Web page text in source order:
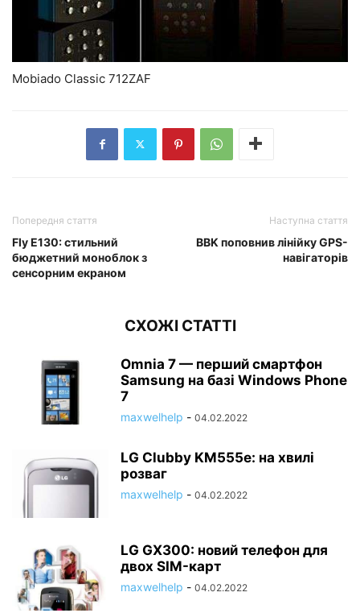
Mobiado Classic 712ZAF
Попередня стаття
Fly E130: стильний
бюджетний моноблок з
сенсорним екраном
Наступна стаття
BBK поповнив лінійку GPS-
навігаторів
СХОЖІ СТАТТІ
Omnia 7 — перший смартфон
Samsung на базі Windows Phone
7
maxwelhelp - 04.02.2022
LG Clubby KM555e: на хвилі
розваг
maxwelhelp - 04.02.2022
LG GX300: новий телефон для
двох SIM-карт
maxwelhelp - 04.02.2022